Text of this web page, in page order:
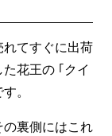
てすぐに出荷
花王の ｢クイ
。
裏側にはこれ